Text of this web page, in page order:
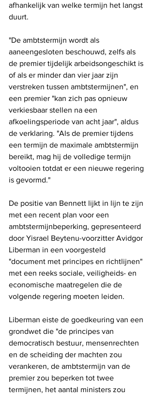
afhankelijk van welke termijn het langst
duurt.
"De ambtstermijn wordt als
aaneengesloten beschouwd, zelfs als
de premier tijdelijk arbeidsongeschikt is
of als er minder dan vier jaar zijn
verstreken tussen ambtstermijnen", en
een premier "kan zich pas opnieuw
verkiesbaar stellen na een
afkoelingsperiode van acht jaar", aldus
de verklaring. "Als de premier tijdens
een termijn de maximale ambtstermijn
bereikt, mag hij de volledige termijn
voltooien totdat er een nieuwe regering
is gevormd."
De positie van Bennett lijkt in lijn te zijn
met een recent plan voor een
ambtstermijnbeperking, gepresenteerd
door Yisrael Beytenu-voorzitter Avidgor
Liberman in een voorgesteld
"document met principes en richtlijnen"
met een reeks sociale, veiligheids- en
economische maatregelen die de
volgende regering moeten leiden.
Liberman eiste de goedkeuring van een
grondwet die "de principes van
democratisch bestuur, mensenrechten
en de scheiding der machten zou
verankeren, de ambtstermijn van de
premier zou beperken tot twee
termijnen, het aantal ministers zou